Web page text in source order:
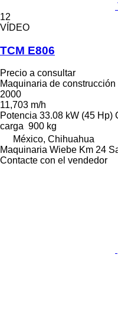
12
VÍDEO
TCM E806
Precio a consultar
Maquinaria de
2000
11,703 m/h
Potencia 33.08 kW (45 Hp)
carga 900 kg
México, Chihuahua
Maquinaria Wiebe Km 24
Contacte con el vendedor